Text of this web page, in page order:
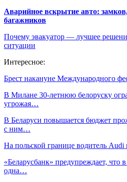
Аварийное вскрытие авто:
багажников
Почему эвакуатор — лучшее
ситуации
Интересное:
Брест накануне Международного
В Милане 30-летнюю белоруску
угрожая…
В Беларуси повышается бюджет
с ним…
На польской границе водитель
«Беларусбанк» предупреждает, что
одна…